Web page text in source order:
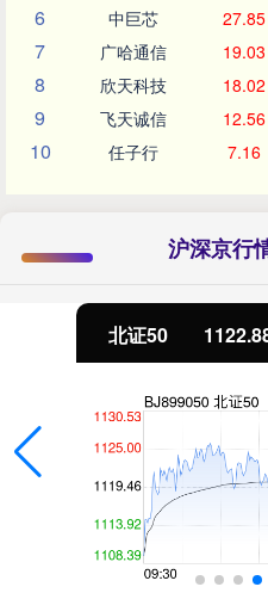
6 中巨芯 27.85
7 广哈通信 19.03
8 欣天科技 18.02
9 飞天诚信 12.56
10 任子行 7.16
沪深京行
北证50